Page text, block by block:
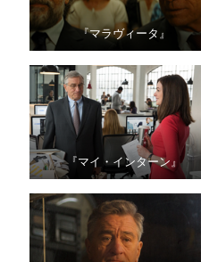
『マラヴィータ』
『マイ・インターン』